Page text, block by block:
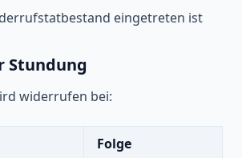
eingetreten ist
Stundung
widerrufen bei:
Folge